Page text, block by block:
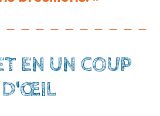
EN UN COUP
D'ŒIL